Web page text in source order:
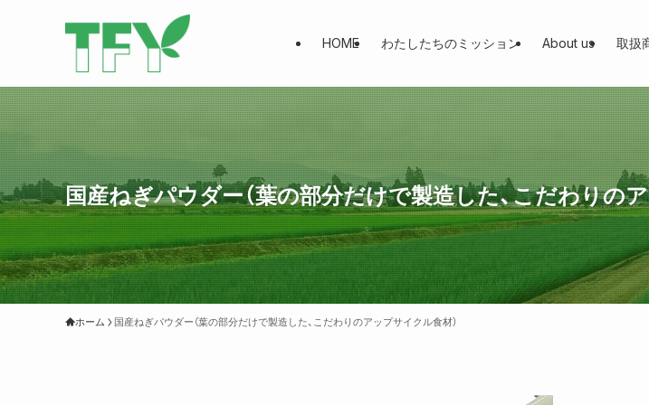
HOME わたしたちのミッション About us 取扱
国産ねぎパウダー（葉の部分だけで製造した、こだわりの
ホーム 国産ねぎパウダー（葉の部分だけで製造した、こだわりのアップサイクル食材）